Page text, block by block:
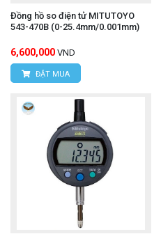
Đồng hồ so điện tử MITUTOYO
543-470B (0-25.4mm/0.001mm)
6,600,000 VND
ĐẶT MUA